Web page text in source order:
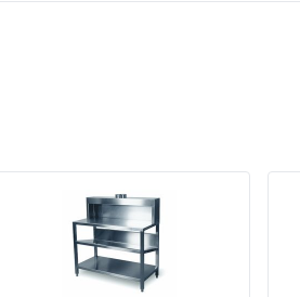
W magazynie
zł
Dodaj do koszyka